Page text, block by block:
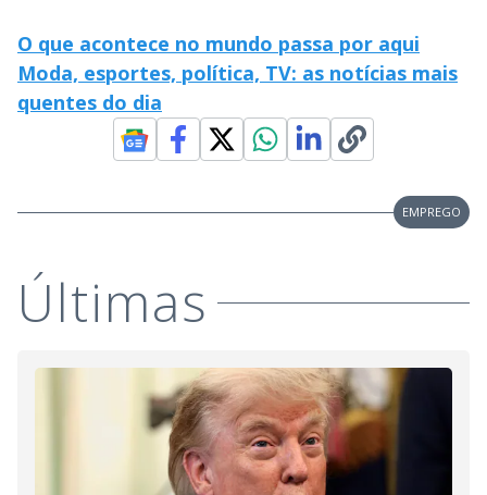
O que acontece no mundo passa por aqui
Moda, esportes, política, TV: as notícias mais
quentes do dia
EMPREGO
Últimas